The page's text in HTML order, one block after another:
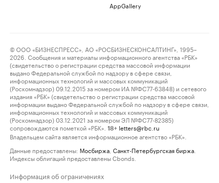
AppGallery
© ООО «БИЗНЕСПРЕСС», АО «РОСБИЗНЕСКОНСАЛТИНГ», 1995–
2026. Сообщения и материалы информационного агентства «РБК»
(свидетельство о регистрации средства массовой информации
выдано Федеральной службой по надзору в сфере связи,
информационных технологий и массовых коммуникаций
(Роскомнадзор) 09.12.2015 за номером ИА №ФС77-63848) и сетевого
издания «РБК» (свидетельство о регистрации средства массовой
информации выдано Федеральной службой по надзору в сфере связи,
информационных технологий и массовых коммуникаций
(Роскомнадзор) 03.12.2021 за номером ЭЛ №ФС77-82385)
сопровождаются пометкой «РБК».
18+ letters@rbc.ru
Владельцем сайта является информационное агентство «РБК».
Данные предоставлены: Мосбиржа Санкт-Петербургская биржа
Индексы облигаций предоставлены Cbonds.
Информация об ограничениях